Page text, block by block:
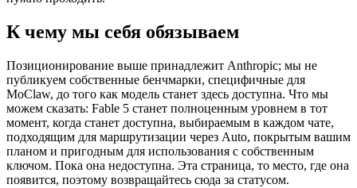
К чему мы себя обязываем
Позиционирование выше принадлежит Anthropic; мы не
публикуем собственные бенчмарки, специфичные для
MoClaw, до того как модель станет здесь доступна. Что мы
можем сказать: Fable 5 станет полноценным уровнем в тот
момент, когда станет доступна, выбираемым в каждом чате,
подходящим для маршрутизации через Auto, покрытым вашим
планом и пригодным для использования с собственным
ключом. Пока она недоступна. Эта страница, то место, где она
появится, поэтому возвращайтесь сюда за статусом.